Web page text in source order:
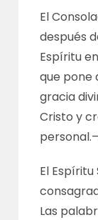
El
después
Espíritu
que pone
gracia
Cristo y
El
Las